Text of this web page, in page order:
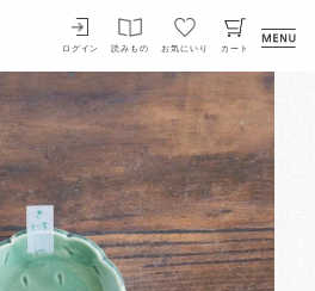
ログイン 読みもの お気にいり カート